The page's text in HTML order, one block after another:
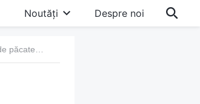
Noutăți Despre noi